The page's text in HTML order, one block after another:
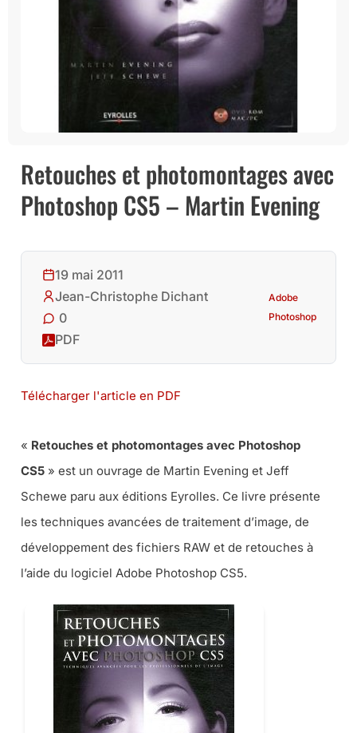
Retouches et photomontages avec
Photoshop CS5 – Martin Evening
19 mai 2011
Jean-Christophe Dichant
0
PDF
Adobe
Photoshop
Télécharger l'article en PDF
« Retouches et photomontages avec Photoshop
CS5 » est un ouvrage de Martin Evening et Jeff
Schewe paru aux éditions Eyrolles. Ce livre présente
les techniques avancées de traitement d’image, de
développement des fichiers RAW et de retouches à
l’aide du logiciel Adobe Photoshop CS5.